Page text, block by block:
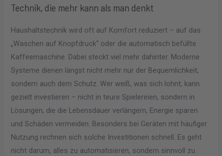
Technik, die mehr kann als man denkt
Haushaltstechnik wird oft auf Komfort reduziert – auf das
„Waschen auf Knopfdruck“ oder die automatisch befüllte
Kaffeemaschine. Dabei steckt viel mehr dahinter. Moderne
Systeme dienen längst nicht mehr nur der Bequemlichkeit,
sondern auch dem Schutz. Wer weiß, was sich lohnt, kann
gezielt investieren – nicht in teure Spielereien, sondern in
Lösungen, die die Lebensdauer verlängern, Energie sparen
und Schäden vermeiden. Besonders bei Geräten mit häufiger
Nutzung rechnen sich solche Investitionen schnell. Es geht
nicht darum, alles zu automatisieren, sondern sinnvoll zu